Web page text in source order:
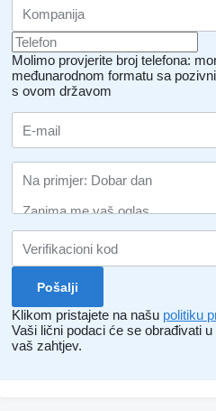
Molimo provjerite broj telefona:
međunarodnom formatu sa
s ovom državom
Klikom pristajete na našu politiku
Vaši lični podaci će se obrađivati
vaš zahtjev.